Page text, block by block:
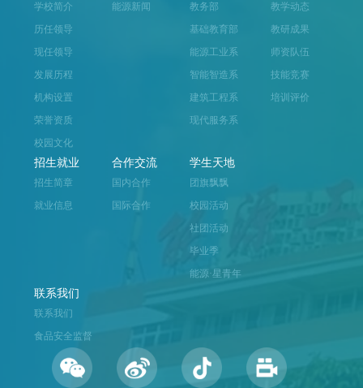
学校简介
历任领导
现任领导
发展历程
机构设置
荣誉资质
校园文化
能源新闻
教务部
基础教育部
能源工业系
智能智造系
建筑工程系
现代服务系
教学动态
教研成果
师资队伍
技能竞赛
培训评价
招生就业
招生简章
就业信息
合作交流
国内合作
国际合作
学生天地
团旗飘飘
校园活动
社团活动
毕业季
能源·星青年
联系我们
联系我们
食品安全监督